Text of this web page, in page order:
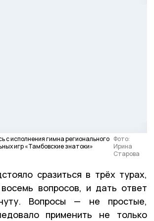
с исполнения гимна регионального
игр «Тамбовские знатоки»
Фото:
Ирина
Старова
сразиться в трёх турах,
вопросов, и дать ответ
Вопросы — не простые,
применить не только